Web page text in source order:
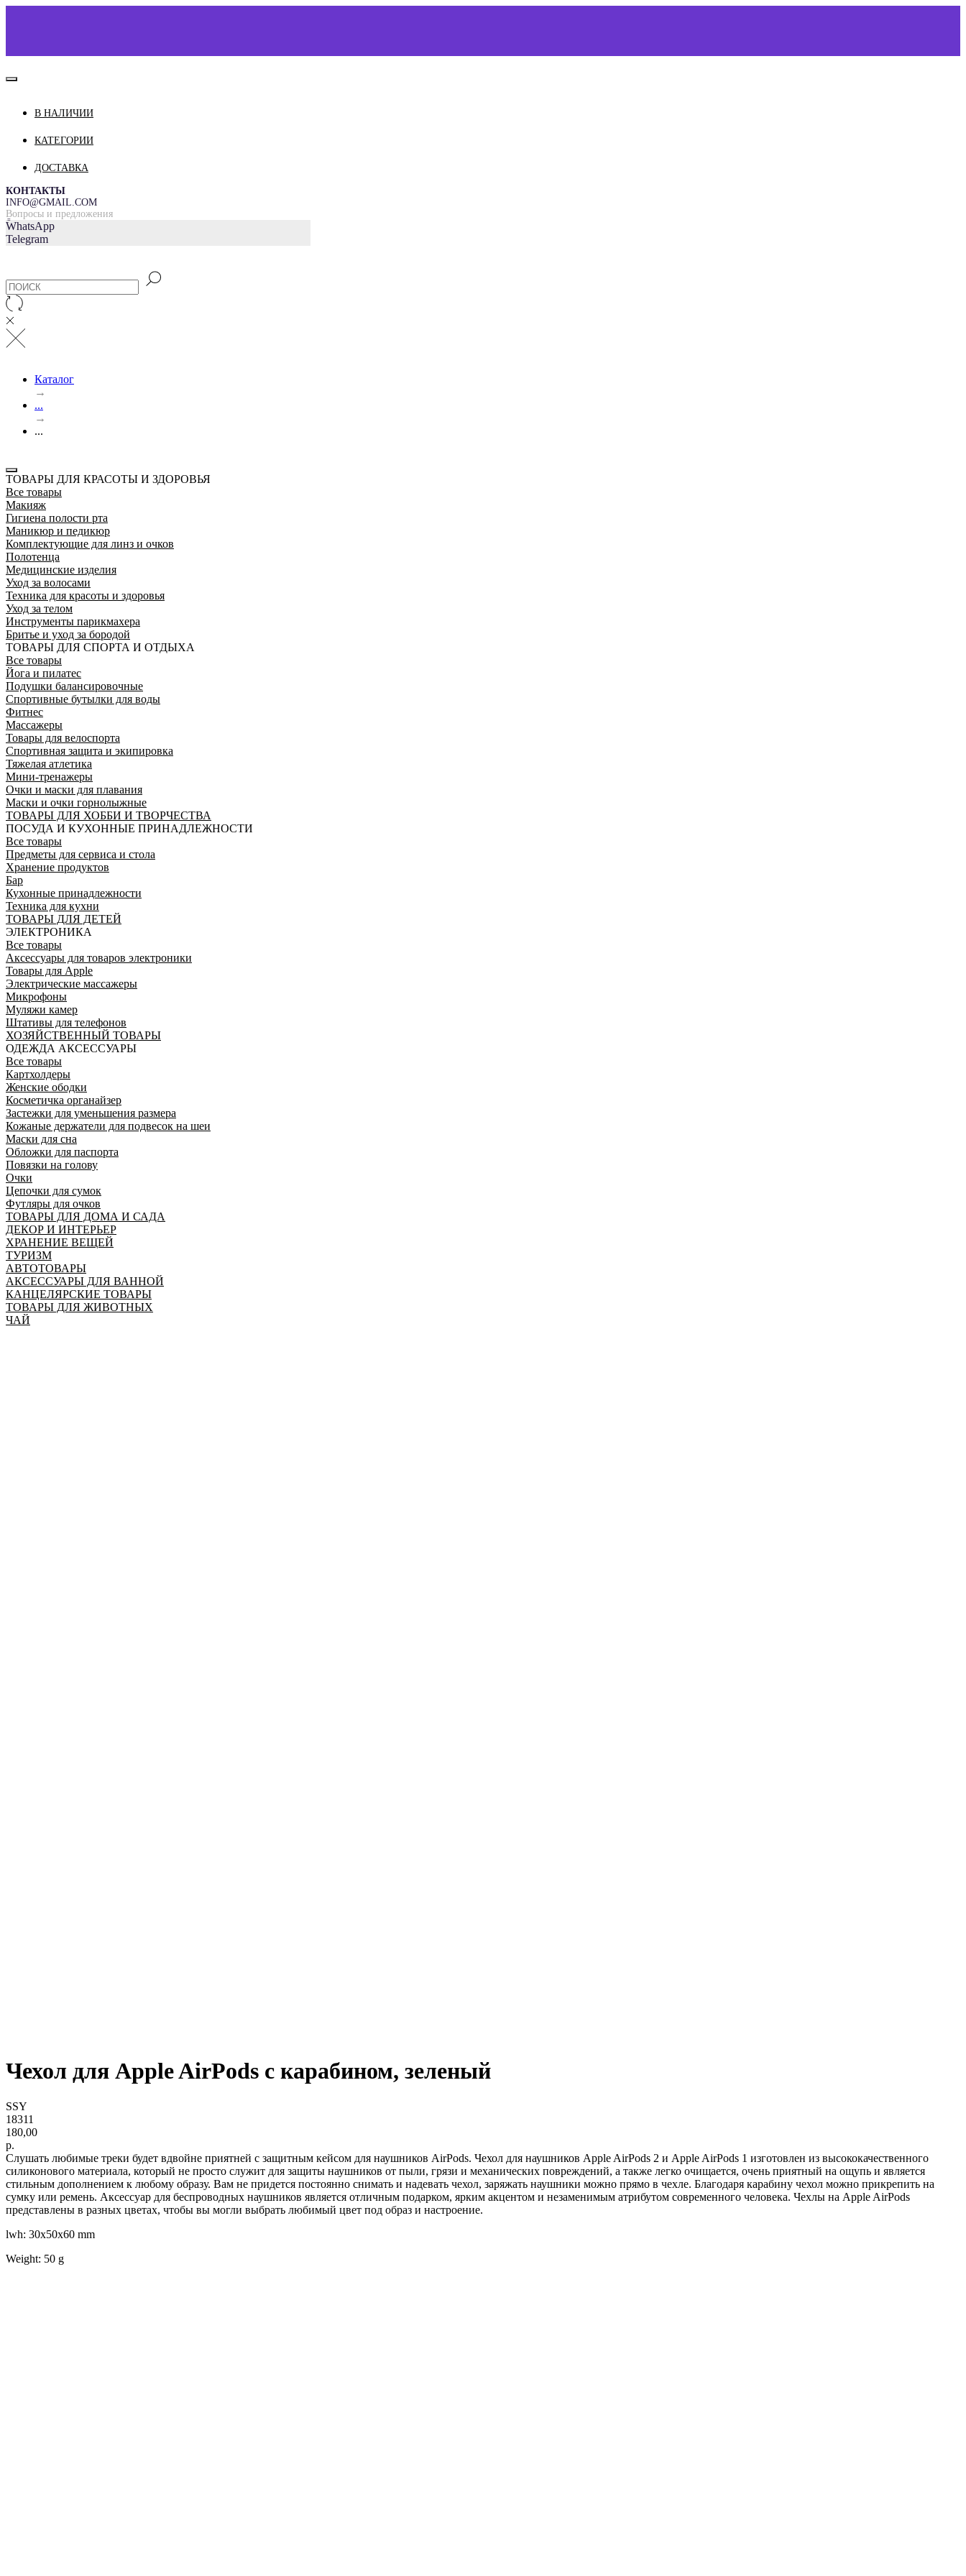
О НАС
ДОСТАВКА И ОПЛАТА
=
В НАЛИЧИИ
КАТЕГОРИИ
ДОСТАВКА
КОНТАКТЫ
INFO@GMAIL.COM
Вопросы и предложения
WhatsApp
Telegram
Каталог
→
...
→
...
ТОВАРЫ ДЛЯ КРАСОТЫ И ЗДОРОВЬЯ
Все товары
Макияж
Гигиена полости рта
Маникюр и педикюр
Комплектующие для линз и очков
Полотенца
Медицинские изделия
Уход за волосами
Техника для красоты и здоровья
Уход за телом
Инструменты парикмахера
Бритье и уход за бородой
ТОВАРЫ ДЛЯ СПОРТА И ОТДЫХА
Все товары
Йога и пилатес
Подушки балансировочные
Спортивные бутылки для воды
Фитнес
Массажеры
Товары для велоспорта
Спортивная защита и экипировка
Тяжелая атлетика
Мини-тренажеры
Очки и маски для плавания
Маски и очки горнолыжные
ТОВАРЫ ДЛЯ ХОББИ И ТВОРЧЕСТВА
ПОСУДА И КУХОННЫЕ ПРИНАДЛЕЖНОСТИ
Все товары
Предметы для сервиса и стола
Хранение продуктов
Бар
Кухонные принадлежности
Техника для кухни
ТОВАРЫ ДЛЯ ДЕТЕЙ
ЭЛЕКТРОНИКА
Все товары
Аксессуары для товаров электроники
Товары для Apple
Электрические массажеры
Микрофоны
Муляжи камер
Штативы для телефонов
ХОЗЯЙСТВЕННЫЙ ТОВАРЫ
ОДЕЖДА АКСЕССУАРЫ
Все товары
Картхолдеры
Женские ободки
Косметичка органайзер
Застежки для уменьшения размера
Кожаные держатели для подвесок на шеи
Маски для сна
Обложки для паспорта
Повязки на голову
Очки
Цепочки для сумок
Футляры для очков
ТОВАРЫ ДЛЯ ДОМА И САДА
ДЕКОР И ИНТЕРЬЕР
ХРАНЕНИЕ ВЕЩЕЙ
ТУРИЗМ
АВТОТОВАРЫ
АКСЕССУАРЫ ДЛЯ ВАННОЙ
КАНЦЕЛЯРСКИЕ ТОВАРЫ
ТОВАРЫ ДЛЯ ЖИВОТНЫХ
ЧАЙ
Чехол для Apple AirPods с карабином, зеленый
SSY
18311
180,00
р.
Слушать любимые треки будет вдвойне приятней с защитным кейсом для наушников AirPods. Чехол для наушников Apple AirPods 2 и Apple AirPods 1 изготовлен из высококачественного
силиконового материала, который не просто служит для защиты наушников от пыли, грязи и механических повреждений, а также легко очищается, очень приятный на ощупь и является
стильным дополнением к любому образу. Вам не придется постоянно снимать и надевать чехол, заряжать наушники можно прямо в чехле. Благодаря карабину чехол можно прикрепить на
сумку или ремень. Аксессуар для беспроводных наушников является отличным подарком, ярким акцентом и незаменимым атрибутом современного человека. Чехлы на Apple AirPods
представлены в разных цветах, чтобы вы могли выбрать любимый цвет под образ и настроение.
lwh: 30x50x60 mm
Weight: 50 g